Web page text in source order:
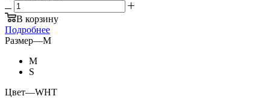
В корзину
Подробнее
Размер—M
M
S
Цвет—WHT